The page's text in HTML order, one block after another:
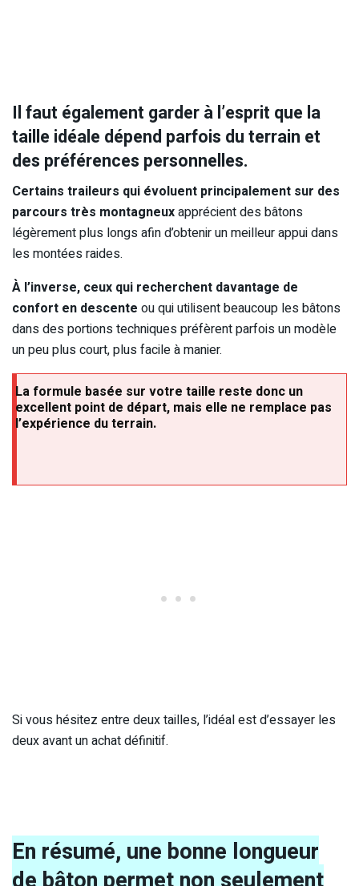
Il faut également garder à l’esprit que la
taille idéale dépend parfois du terrain et
des préférences personnelles.
Certains traileurs qui évoluent principalement sur des
parcours très montagneuxapprécient des bâtons
légèrement plus longs afin d’obtenir un meilleur appui dans
les montées raides.
À l’inverse, ceux qui recherchent davantage de
confort en descente ou qui utilisent beaucoup les bâtons
dans des portions techniques préfèrent parfois un modèle
un peu plus court, plus facile à manier.
La formule basée sur votre taille reste donc un
excellent point de départ, mais elle ne remplace pas
l’expérience du terrain.
Si vous hésitez entre deux tailles, l’idéal est d’essayer les
deux avant un achat définitif.
En résumé, une bonne longueur